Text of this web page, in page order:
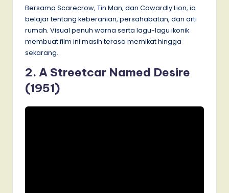
Bersama Scarecrow, Tin Man, dan Cowardly Lion, ia
belajar tentang keberanian, persahabatan, dan arti
rumah. Visual penuh warna serta lagu-lagu ikonik
membuat film ini masih terasa memikat hingga
sekarang.
2. A Streetcar Named Desire
(1951)